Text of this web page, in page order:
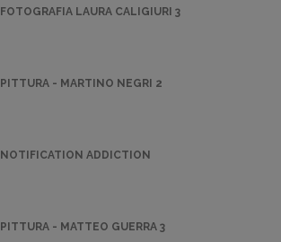
FOTOGRAFIA LAURA CALIGIURI 3
PITTURA - MARTINO NEGRI 2
NOTIFICATION ADDICTION
PITTURA - MATTEO GUERRA 3